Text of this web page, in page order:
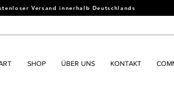
Versand innerhalb Deutschlands
SHOP ÜBER UNS KONTAKT